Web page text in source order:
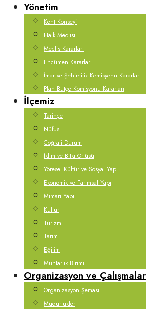
Yönetim
Kent Konseyi
Halk Meclisi
Meclis Kararları
Encümen Kararları
İmar ve Şehircilik Komisyonu Kararları
Plan Bütçe Komisyonu Kararları
İlçemiz
Tarihçe
Nüfus
Coğrafi Durum
İklim ve Bitki Örtüsü
Yöresel Kültür ve Sosyal Yapı
Ekonomik ve Tarımsal Yapı
Mimari Yapı
Kültür
Turizm
Tarım
Eğitim
Muhtarlık Birimi
Organizasyon ve Çalışmalar
Organizasyon Şeması
Müdürlükler